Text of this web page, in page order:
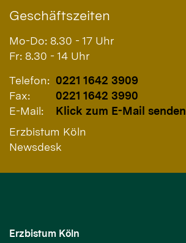
Geschäftszeiten
Mo-Do: 8.30 - 17 Uhr
Fr: 8.30 - 14 Uhr
Telefon: 0221 1642 3909
Fax:
0221 1642 3990
E-Mail:
Klick zum E-Mail senden
Erzbistum Köln
Newsdesk
Erzbistum Köln